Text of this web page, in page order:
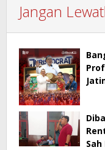
Jangan